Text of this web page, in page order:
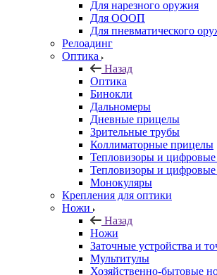
Для нарезного оружия
Для ОООП
Для пневматического
Релоадинг
Оптика
Назад
Оптика
Бинокли
Дальномеры
Дневные прицелы
Зрительные трубы
Коллиматорные прицелы
Тепловизоры и
Тепловизоры и
Монокуляры
Крепления для оптики
Ножи
Назад
Ножи
Заточные устройства и
Мультитулы
Хозяйственно-бытовые